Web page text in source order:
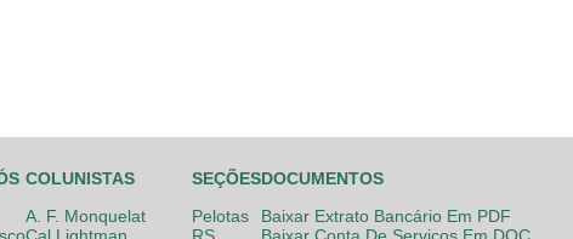
COLUNISTAS
A. F. Monquelat
SEÇÕES
Pelotas
DOCUMENTOS
Baixar Extrato Bancário Em PDF